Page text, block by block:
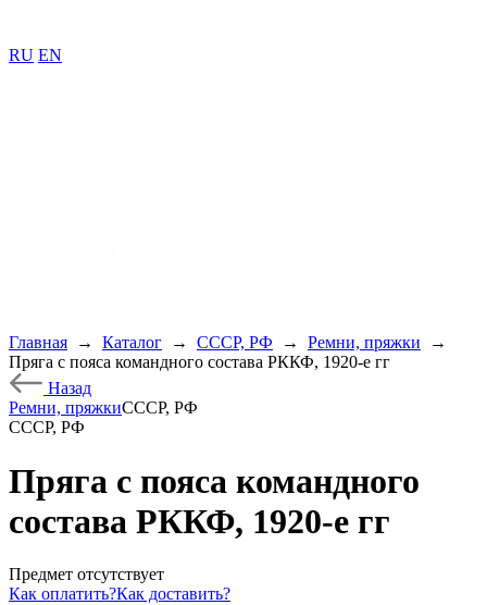
RU EN
Главная → Каталог → СССР, РФ → Ремни, пряжки
→
Пряга с пояса командного состава РККФ, 1920-е гг
Назад
Ремни, пряжкиСССР, РФ
СССР, РФ
Пряга с пояса командного
состава РККФ, 1920-е гг
Предмет отсутствует
Как оплатить?Как доставить?